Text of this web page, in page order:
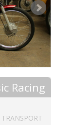
Racing
TRANSPORT